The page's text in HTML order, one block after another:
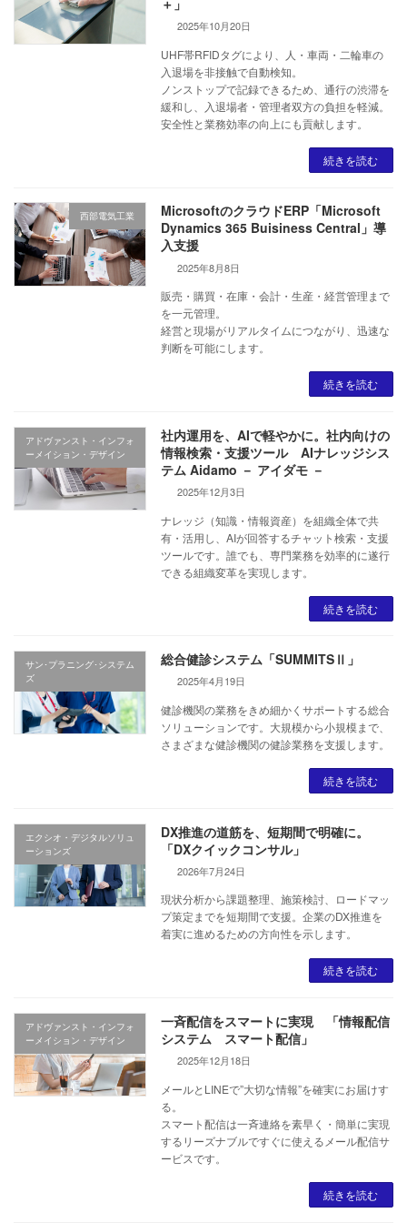
2025年10月20日
UHF帯RFIDタグにより、人・車両・二輪車の
入退場を非接触で自動検知。
ノンストップで記録できるため、通行の渋滞を
緩和し、入退場者・管理者双方の負担を軽減。
安全性と業務効率の向上にも貢献します。
続きを読む
西部電気工業
MicrosoftのクラウドERP「Microsoft
Dynamics 365 Buisiness Central」導
入支援
2025年8月8日
販売・購買・在庫・会計・生産・経営管理まで
を一元管理。
経営と現場がリアルタイムにつながり、迅速な
判断を可能にします。
続きを読む
アドヴァンスト・インフォ
ーメイション・デザイン
社内運用を、AIで軽やかに。社内向けの
情報検索・支援ツール AIナレッジシス
テム Aidamo － アイダモ －
2025年12月3日
ナレッジ（知識・情報資産）を組織全体で共
有・活用し、AIが回答するチャット検索・支援
ツールです。誰でも、専門業務を効率的に遂行
できる組織変革を実現します。
続きを読む
サン･プラニング･システム
ズ
総合健診システム「SUMMITSⅡ」
2025年4月19日
健診機関の業務をきめ細かくサポートする総合
ソリューションです。大規模から小規模まで、
さまざまな健診機関の健診業務を支援します。
続きを読む
エクシオ・デジタルソリュ
ーションズ
DX推進の道筋を、短期間で明確に。
「DXクイックコンサル」
2026年7月24日
現状分析から課題整理、施策検討、ロードマッ
プ策定までを短期間で支援。企業のDX推進を
着実に進めるための方向性を示します。
続きを読む
アドヴァンスト・インフォ
ーメイション・デザイン
一斉配信をスマートに実現 「情報配信
システム スマート配信」
2025年12月18日
メールとLINEで”大切な情報”を確実にお届けす
る。
スマート配信は一斉連絡を素早く・簡単に実現
するリーズナブルですぐに使えるメール配信サ
ービスです。
続きを読む